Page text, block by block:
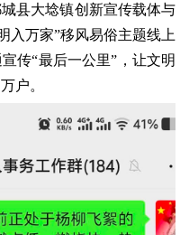
县大埝镇创新宣传载体与
入万家”移风易俗主题线上
传“最后一公里”，让文明
户。